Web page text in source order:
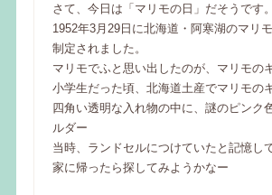
さて、今日は「マリモの日」だそうです。
1952年3月29日に北海道・阿寒湖のマリ
制定されました。
マリモでふと思い出したのが、マリモの
小学生だった頃、北海道土産でマリモの
四角い透明な入れ物の中に、謎のピンク
ルダー
当時、ランドセルにつけていたと記憶
家に帰ったら探してみようかなー